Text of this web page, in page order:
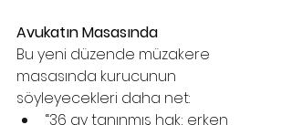
Avukatın Masasında
Bu yeni düzende müzakere
masasında kurucunun
söyleyecekleri daha net:
“36 ay tanınmış hak; erken